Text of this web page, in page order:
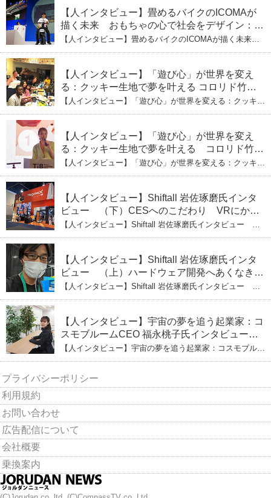
イボックス」というデザインメソッド
【人インタビュー】畳めるバイクのICOMAが
描く未来 おもちゃの心で社会をデザイン：株
式会社ICOMAの代表取締役・生駒崇光
（上）「変形」に魅せられたデザイナーの軌
【人インタビュー】畳めるバイクのICOMAが描く未来
ーの軌跡
【人インタビュー】「遊び心」が世界を変え
る：クッキー生地で夢を叶える コロリド竹内
ひとみ（下） 起業は「影響力」のため。愛と
笑いの子育て哲学
【人インタビュー】「遊び心」が世界を変える：クッキー
【人インタビュー】「遊び心」が世界を変え
る：クッキー生地で夢を叶える コロリド竹内
ひとみ（上） クッキー生地に込めた「誰でも
できる」という哲学
【人インタビュー】「遊び心」が世界を変える：クッキー
【人インタビュー】Shiftall 岩佐琢磨氏インタ
ビュー （下）CESへのこだわり VRにかけ
る未来
【人インタビュー】Shiftall 岩佐琢磨氏インタビュー
【人インタビュー】Shiftall 岩佐琢磨氏インタ
ビュー （上）ハードウェア開発へあくなき挑
戦 その起業の経緯とは
【人インタビュー】Shiftall 岩佐琢磨氏インタビュー
【人インタビュー】宇宙の夢を追う起業家：コ
スモブルームCEO 福永桃子氏インタビュー
（下）
【人インタビュー】宇宙の夢を追う起業家：コスモブルー
プライバシーポリシー
利用規約
お問い合わせ
広告配信について
会社概要
乗換案内